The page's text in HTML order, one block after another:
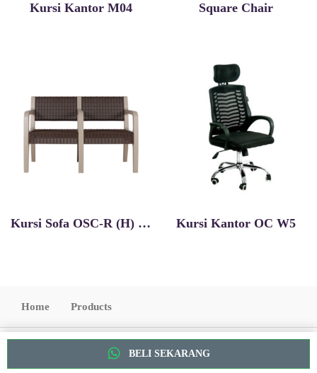
BELI SEKARANG
Kursi Kantor M04 Square Chair
Kursi Sofa OSC-R (H) 2 Seater Kursi Kantor OC W5
Home Products
Copyright 2022. All Rights Reserved